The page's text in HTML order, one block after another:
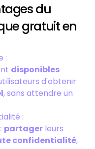
du
gratuit en
:
disponibles
d'obtenir
, sans attendre un
:
partager leurs
confidentialité,